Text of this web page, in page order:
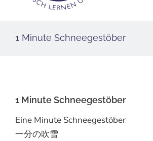
1 Minute Schneegestöber
1 Minute Schneegestöber
Eine Minute Schneegestöber
一分の吹雪